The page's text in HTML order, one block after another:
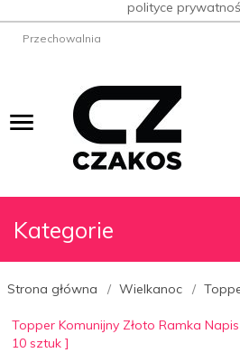
polityce
Przechowalnia
Kategorie
Strona główna Wielkanoc
Topper Komunijny Złoto Ramka
10 sztuk ]